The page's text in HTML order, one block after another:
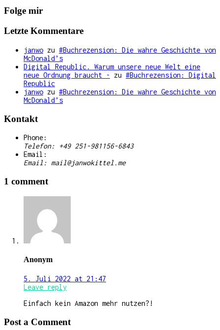
Folge mir
Letzte Kommentare
janwo zu #Buchrezension: Die wahre Geschichte von
McDonald’s
Digital Republic. Warum unsere neue Welt eine
neue Ordnung braucht -
zu #Buchrezension: Digital
Republic
janwo zu #Buchrezension: Die wahre Geschichte von
McDonald’s
Kontakt
Phone:
Telefon: +49 251-981156-6843
Email:
Email: mail@janwokittel.me
1 comment
Anonym
5. Juli 2022 at 21:47
Leave reply
Einfach kein Amazon mehr nutzen?!
Post a Comment